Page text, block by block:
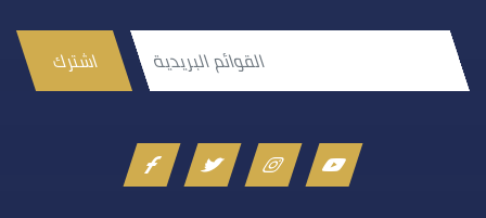
اشترك